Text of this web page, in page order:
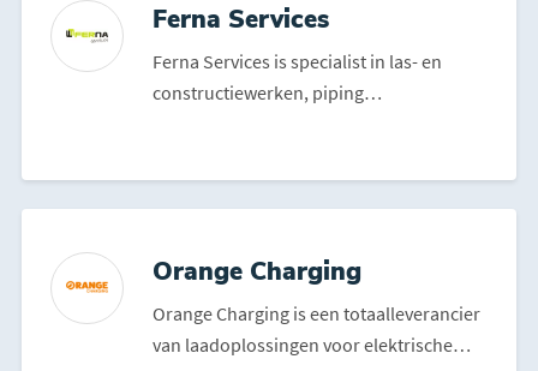
Ferna Services
Ferna Services is specialist in las- en
constructiewerken, piping
Orange Charging
Orange Charging is een totaalleverancier
van laadoplossingen voor elektrische